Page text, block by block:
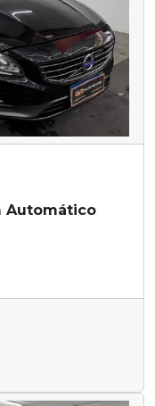
Automático